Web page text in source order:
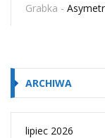
Grabka -
ARCHIWA
lipiec 2026